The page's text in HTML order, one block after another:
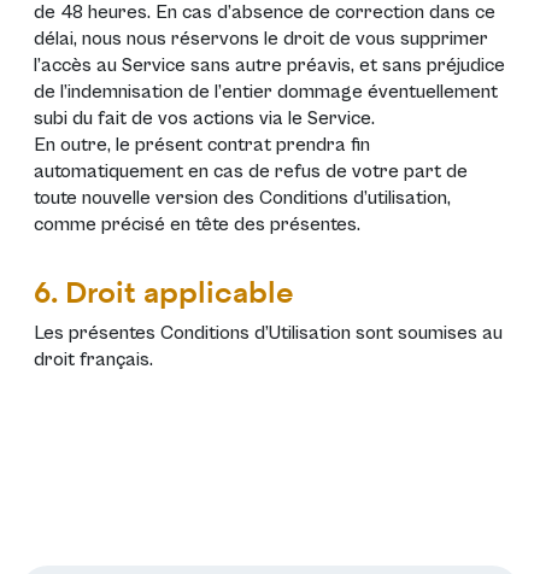
de 48 heures. En cas d’absence de correction dans ce
délai, nous nous réservons le droit de vous supprimer
l’accès au Service sans autre préavis, et sans préjudice
de l’indemnisation de l’entier dommage éventuellement
subi du fait de vos actions via le Service.
En outre, le présent contrat prendra fin
automatiquement en cas de refus de votre part de
toute nouvelle version des Conditions d’utilisation,
comme précisé en tête des présentes.
6. Droit applicable
Les présentes Conditions d’Utilisation sont soumises au
droit français.